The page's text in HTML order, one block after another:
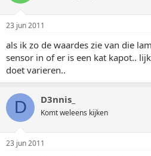
23 jun 2011
als ik zo de waardes zie van die
sensor in of er is een kat kapot..
doet varieren..
D D3nnis_
Komt weleens kijken
23 jun 2011